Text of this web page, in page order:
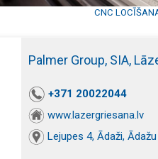
CNC
Palmer Group, SIA,
+371 20022044
www.lazergriesana.lv
Lejupes 4, Ādaži,